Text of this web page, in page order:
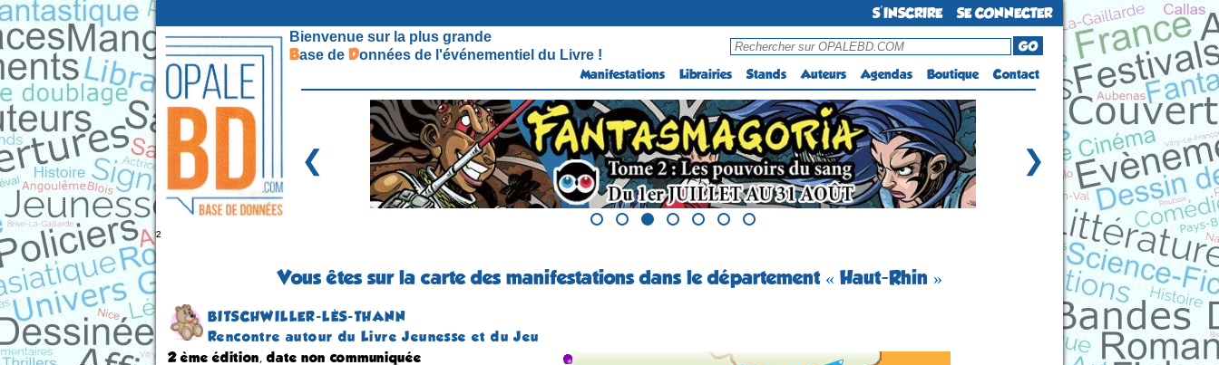
S'INSCRIRE
SE CONNECTER
Bienvenue sur la plus grande
Base de Données de l'événementiel du Livre !
GO
Manifestations
Librairies Stands Auteurs Agendas Boutique Contact
❮ ❯
²
Vous êtes sur la carte des manifestations dans le département « Haut-Rhin »
BITSCHWILLER-LÈS-THANN
Rencontre autour du Livre Jeunesse et du Jeu
2 ème édition, date non communiquée